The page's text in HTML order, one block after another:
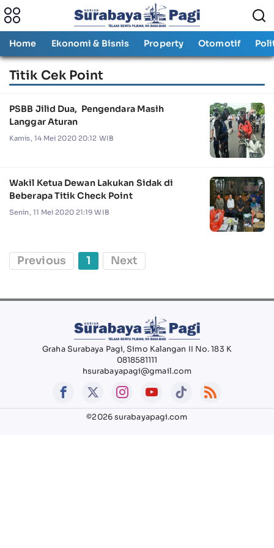
Home Ekonomi & Bisnis Property Otomotif
Titik Cek Point
PSBB Jilid Dua, Pengendara Masih
Langgar Aturan
Kamis, 14 Mei 2020 20:12 WIB
Wakil Ketua Dewan Lakukan Sidak di
Beberapa Titik Check Point
Senin, 11 Mei 2020 21:19 WIB
Previous 1 Next
Graha Surabaya Pagi, Simo Kalangan II No. 183 K
0818581111
hsurabayapagi@gmail.com
©2026 surabayapagi.com